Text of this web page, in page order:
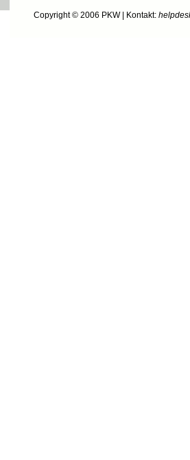
Copyright © 2006 PKW| Kontakt: